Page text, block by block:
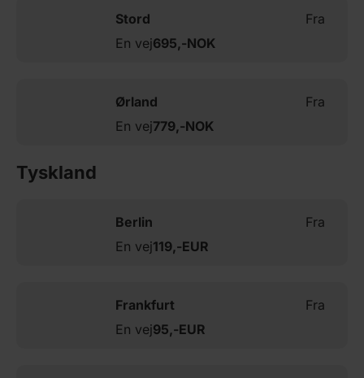
Stord
Fra
En vej695,-NOK
Ørland
Fra
En vej779,-NOK
Tyskland
Berlin
Fra
En vej119,-EUR
Frankfurt
Fra
En vej95,-EUR